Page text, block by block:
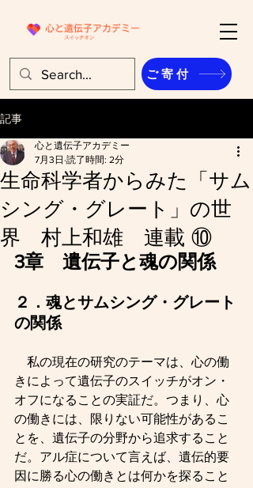
ご寄付
記事
生命科学者からみた「サム
シング・グレート」の世
界 村上和雄 連載 ⑩
心と遺伝子アカデミー
7月3日 読了時間: 2分
3章　遺伝子と魂の関係
２．魂とサムシング・グレート
の関係
私の現在の研究のテーマは、心の働
きによって遺伝子のスイッチがオン・
オフになることの実証だ。つまり、心
の働きには、限りない可能性があるこ
とを、遺伝子の分野から追求すること
だ。アル症について言えば、遺伝的要
因に勝る心の働きとは何かを探ること